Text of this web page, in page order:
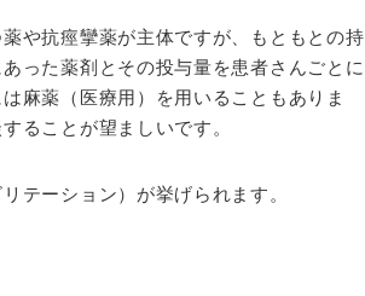
や抗痙攣薬が主体ですが、もともとの持
った薬剤とその投与量を患者さんごとに
麻薬（医療用）を用いることもありま
ることが望ましいです。
テーション）が挙げられます。